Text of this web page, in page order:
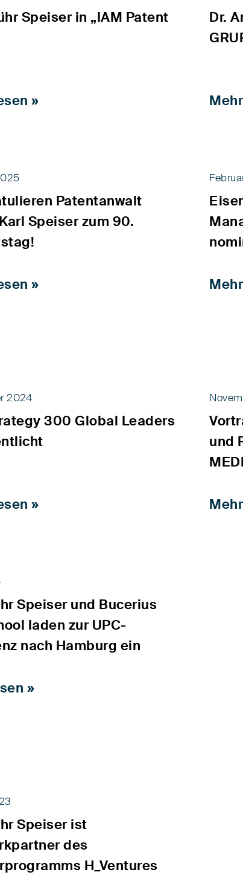
Speiser in „IAM Patent
»
Dr.
Patentanwalt
Speiser zum 90.
»
2024
300 Global Leaders
»
und
Speiser und Bucerius
laden zur UPC-
nach Hamburg ein
»
Speiser ist
des
H_Ventures